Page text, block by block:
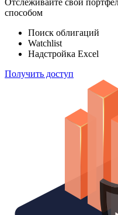
способом
Поиск облигаций
Watchlist
Надстройка Excel
Получить доступ